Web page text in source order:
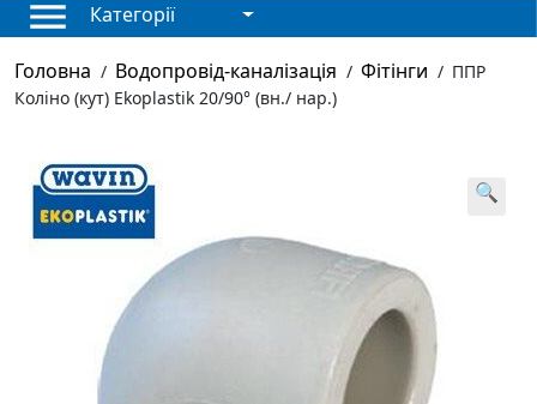
Категорії
Головна / Водопровід-каналізація / Фітінги / ППР
Коліно (кут) Ekoplastik 20/90° (вн./ нар.)
🔍